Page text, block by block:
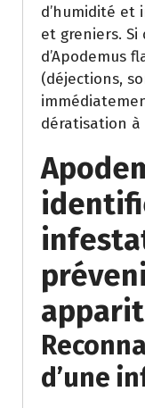
d’humidité et
et greniers. Si
d’Apodemus
(déjections,
dératisation à
d’une